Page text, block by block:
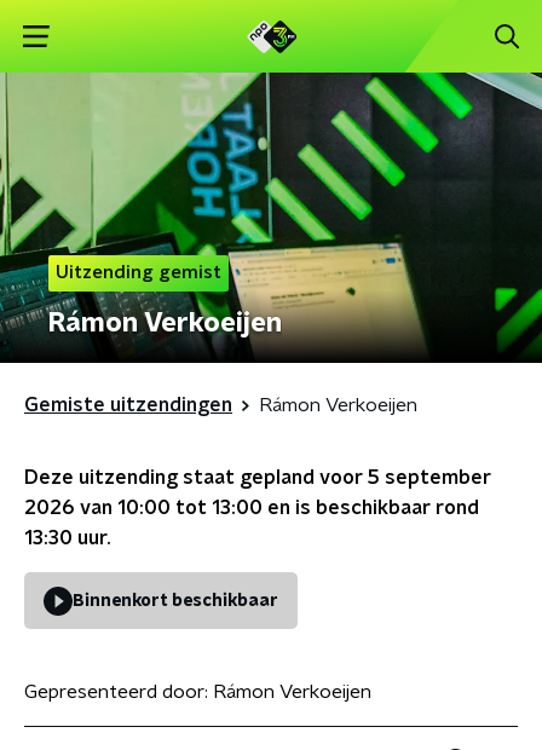
Uitzending gemist
Rámon Verkoeijen
Gemiste uitzendingen Rámon Verkoeijen
Deze uitzending staat gepland voor 5 september
2026 van 10:00 tot 13:00 en is beschikbaar rond
13:30 uur.
Binnenkort beschikbaar
Gepresenteerd door: Rámon Verkoeijen